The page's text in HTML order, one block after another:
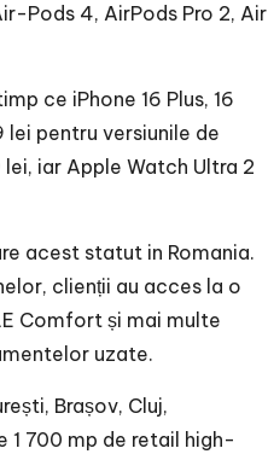
Pods 4, AirPods Pro 2, Air
ce iPhone 16 Plus, 16
lei pentru versiunile de
lei, iar Apple Watch Ultra 2
acest statut in Romania.
clienții au acces la o
Comfort și mai multe
uzate.
Brașov, Cluj,
1 700 mp de retail high-